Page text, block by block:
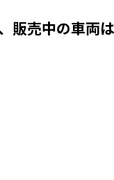
販売中の車両は